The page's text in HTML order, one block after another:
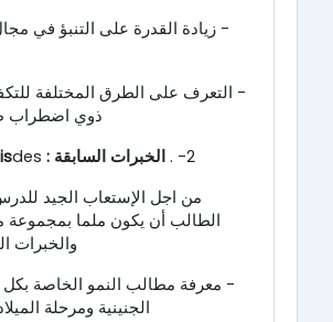
- زيادة القدرة على التنبؤ في
- التعرف على الطرق المختلفة
ذوي اضطراب
2- .
الخبرات السابقة : des
من اجل الإستعاب الجيد
الطالب أن يكون ملما بمجموعة
والخبرات
- معرفة مطالب النمو الخاصة بكل
الجنينية ومرحلة الميلاد